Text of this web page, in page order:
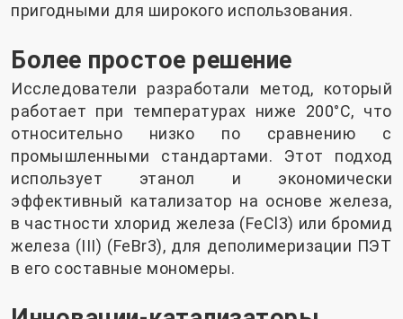
пригодными для широкого использования.
Более простое решение
Исследователи разработали метод, который
работает при температурах ниже 200°C, что
относительно низко по сравнению с
промышленными стандартами. Этот подход
использует этанол и экономически
эффективный катализатор на основе железа,
в частности хлорид железа (FeCl3) или бромид
железа (III) (FeBr3), для деполимеризации ПЭТ
в его составные мономеры.